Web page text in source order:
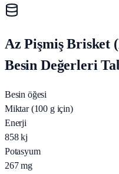
Az Pişmiş Brisket
Besin Değerleri
Besin öğesi
Miktar (100 g için)
Enerji
858 kj
Potasyum
267 mg